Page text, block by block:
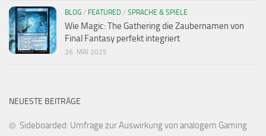
BLOG / FEATURED / SPRACHE & SPIELE
Wie Magic: The Gathering die Zaubernamen von
Final Fantasy perfekt integriert
26. MAI 2025
NEUESTE BEITRÄGE
Sideboarded: Umfrage zur Auswirkung von analogem Gaming